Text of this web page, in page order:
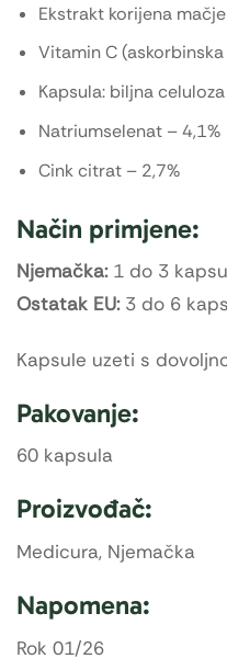
Ekstrakt korijena
Vitamin C
Kapsula: biljna
Natriumselenat – 4,1%
Cink citrat – 2,7%
Način primjene:
Njemačka:1 do 3
Ostatak EU:3 do 6
Kapsule uzeti s
Pakovanje:
60 kapsula
Proizvođač:
Medicura, Njemačka
Napomena:
Rok 01/26